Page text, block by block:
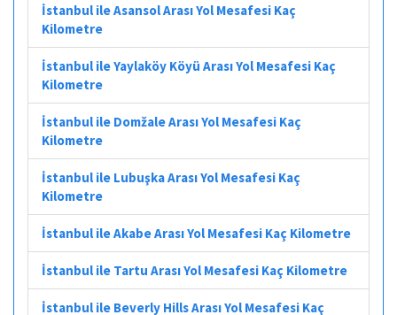
İstanbul ile Asansol Arası Yol Mesafesi Kaç
Kilometre
İstanbul ile Yaylaköy Köyü Arası Yol Mesafesi Kaç
Kilometre
İstanbul ile Domžale Arası Yol Mesafesi Kaç
Kilometre
İstanbul ile Lubuşka Arası Yol Mesafesi Kaç
Kilometre
İstanbul ile Akabe Arası Yol Mesafesi Kaç Kilometre
İstanbul ile Tartu Arası Yol Mesafesi Kaç Kilometre
İstanbul ile Beverly Hills Arası Yol Mesafesi Kaç